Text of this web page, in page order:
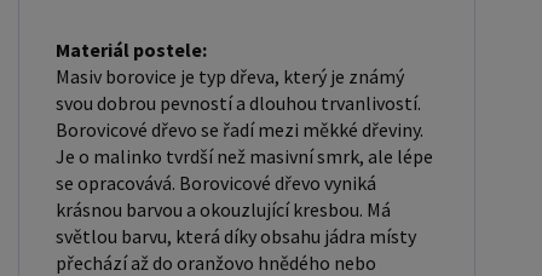
ondera@seznam.cz, velice rádi se Vám budeme
věnovat. Popřípadě se zaregistrujte se ( "
UŽIVATEL " - v horní liště ), vyplníte osobní údaje a
zakliknete " MÁME ZÁJEM O VELKOOBCHODNÍ
SPOLUPRÁCI " a zadáte fakturační údaje. Po jejich
kontrole, Vám bude povolen přístup do
velkoobchodu.
Materiál postele:
Masiv borovice je typ dřeva, který je známý
svou dobrou pevností a dlouhou trvanlivostí.
Borovicové dřevo se řadí mezi měkké dřeviny.
Je o malinko tvrdší než masivní smrk, ale lépe
se opracovává. Borovicové dřevo vyniká
krásnou barvou a okouzlující kresbou. Má
světlou barvu, která díky obsahu jádra místy
přechází až do oranžovo hnědého nebo